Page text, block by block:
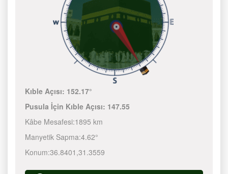
Kıble Açısı: 152.17°
Pusula İçin Kıble Açısı: 147.55
Kâbe Mesafesi:1895 km
Manyetik Sapma:4.62°
Konum:36.8401 ,31.3559